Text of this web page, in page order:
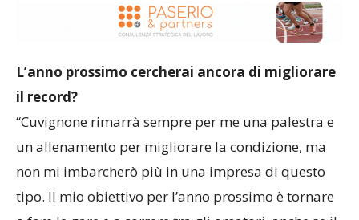
più di testa e di cuore che di gambe”.
L’anno prossimo cercherai ancora di migliorare
il record?
“Cuvignone rimarrà sempre per me una palestra e
un allenamento per migliorare la condizione, ma